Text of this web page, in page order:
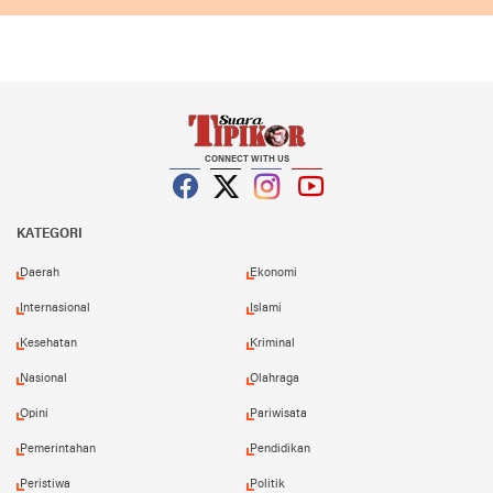
CONNECT WITH US
KATEGORI
Daerah Ekonomi
Internasional Islami
Kesehatan Kriminal
Nasional Olahraga
Opini Pariwisata
Pemerintahan Pendidikan
Peristiwa Politik